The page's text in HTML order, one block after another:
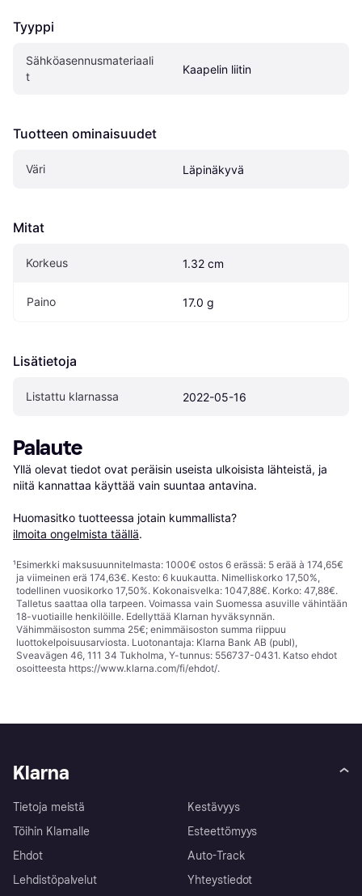
Tyyppi
Sähköasennusmateriaali
t
Kaapelin liitin
Tuotteen ominaisuudet
Väri Läpinäkyvä
Mitat
Korkeus 1.32 cm
Paino 17.0 g
Lisätietoja
Listattu klarnassa 2022-05-16
Palaute
Yllä olevat tiedot ovat peräisin useista ulkoisista lähteistä, ja
niitä kannattaa käyttää vain suuntaa antavina.
Huomasitko tuotteessa jotain kummallista?
ilmoita ongelmista täällä.
¹Esimerkki maksusuunnitelmasta: 1000€ ostos 6 erässä: 5 erää à 174,65€
ja viimeinen erä 174,63€. Kesto: 6 kuukautta. Nimelliskorko 17,50%,
todellinen vuosikorko 17,50%. Kokonaisvelka: 1047,88€. Korko: 47,88€.
Talletus saattaa olla tarpeen. Voimassa vain Suomessa asuville vähintään
18-vuotiaille henkilöille. Edellyttää Klarnan hyväksynnän.
Vähimmäisoston summa 25€; enimmäisoston summa riippuu
luottokelpoisuusarviosta. Luotonantaja: Klarna Bank AB (publ),
Sveavägen 46, 111 34 Tukholma, Y-tunnus: 556737-0431. Katso ehdot
osoitteesta https://www.klarna.com/fi/ehdot/.
Klarna
Tietoja meistä
Töihin Klarnalle
Ehdot
Lehdistöpalvelut
Kestävyys
Esteettömyys
Auto-Track
Yhteystiedot